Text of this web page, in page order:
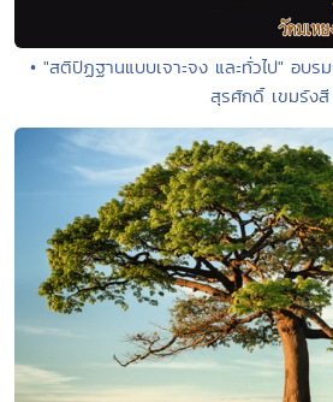
• "สติปัฏฐานแบบเจาะจง และทั่วไป" อบ
สุรศักดิ์ เขมรังสี